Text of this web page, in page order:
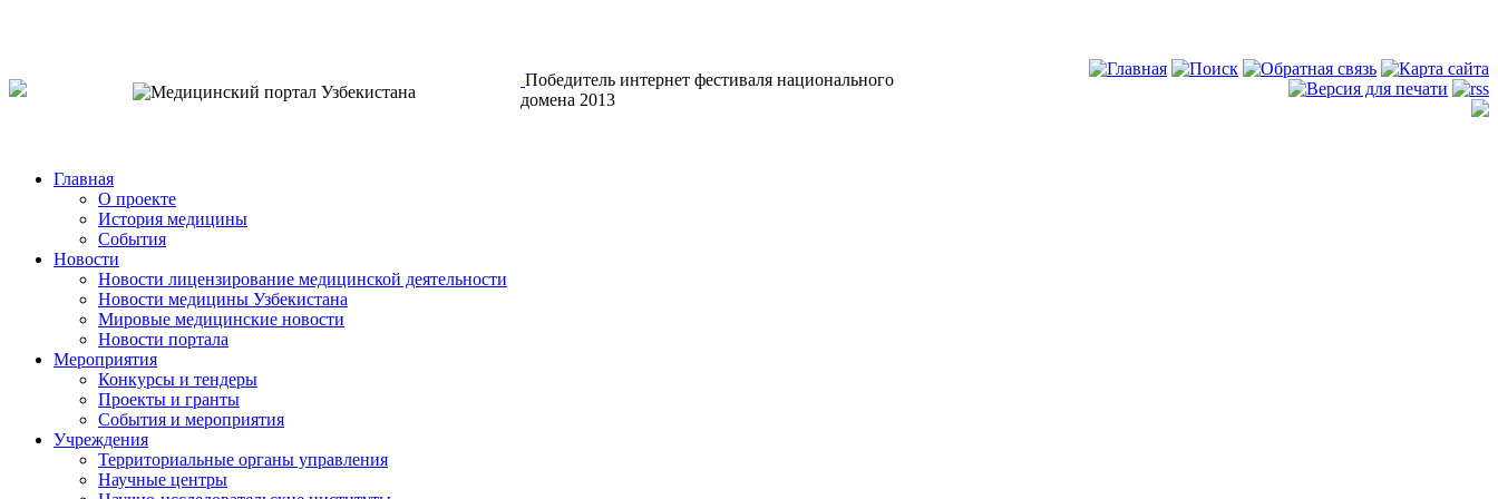
Победитель интернет фестиваля национального
домена 2013
Главная
О проекте
История медицины
События
Новости
Новости лицензирование медицинской деятельности
Новости медицины Узбекистана
Мировые медицинские новости
Новости портала
Мероприятия
Конкурсы и тендеры
Проекты и гранты
События и мероприятия
Учреждения
Территориальные органы управления
Научные центры